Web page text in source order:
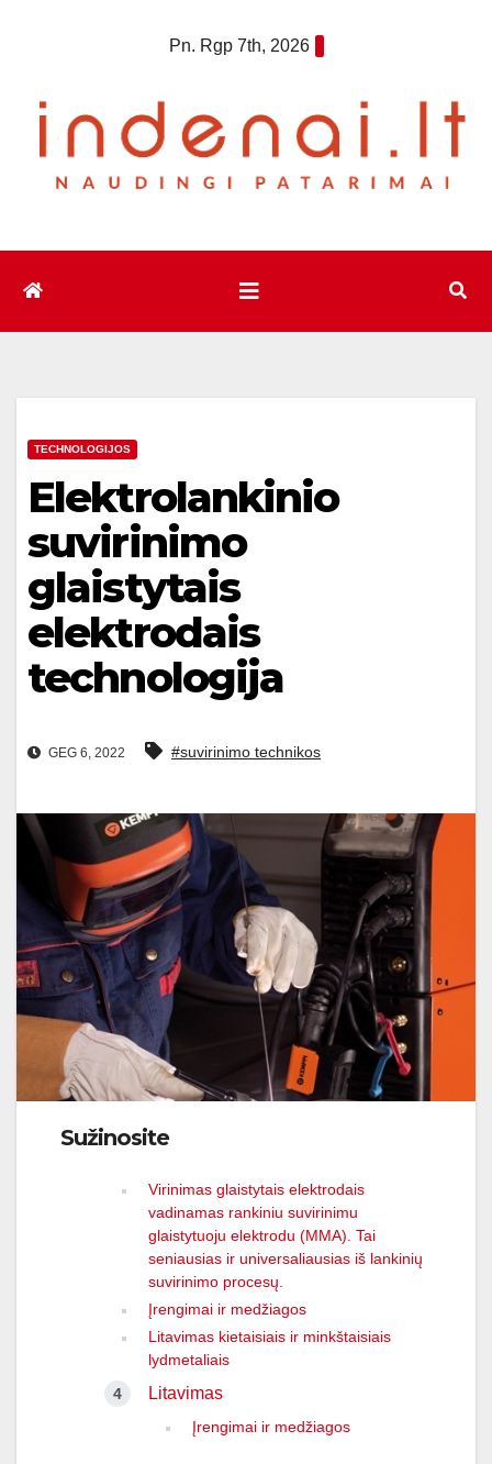
Pn. Rgp 7th, 2026
TECHNOLOGIJOS
Elektrolankinio
suvirinimo
glaistytais
elektrodais
technologija
GEG 6, 2022 #suvirinimo technikos
Sužinosite
Virinimas glaistytais elektrodais
vadinamas rankiniu suvirinimu
glaistytuoju elektrodu (MMA). Tai
seniausias ir universaliausias iš lankinių
suvirinimo procesų.
Įrengimai ir medžiagos
Litavimas kietaisiais ir minkštaisiais
lydmetaliais
Litavimas
Įrengimai ir medžiagos